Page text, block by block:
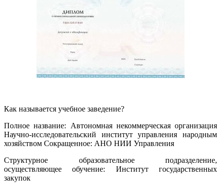
Как называется учебное заведение?
Полное название: Автономная некоммерческая организация
Научно-исследовательский институт управления народным
хозяйством Сокращенное: АНО НИИ Управления
Структурное образовательное подразделение,
осуществляющее обучение: Институт государственных
закупок